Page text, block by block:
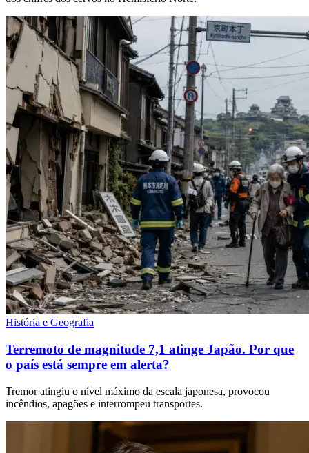
História e Geografia
Terremoto de magnitude 7,1 atinge Japão. Por que
o país está sempre em alerta?
Tremor atingiu o nível máximo da escala japonesa, provocou
incêndios, apagões e interrompeu transportes.